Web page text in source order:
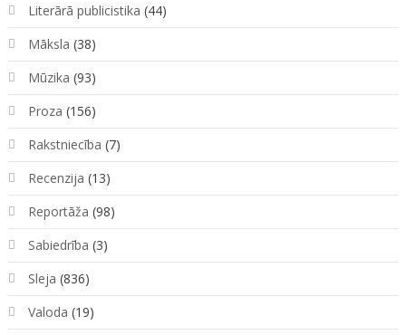
Literārā publicistika (44)
Māksla (38)
Mūzika (93)
Proza (156)
Rakstniecība (7)
Recenzija (13)
Reportāža (98)
Sabiedrība (3)
Sleja (836)
Valoda (19)